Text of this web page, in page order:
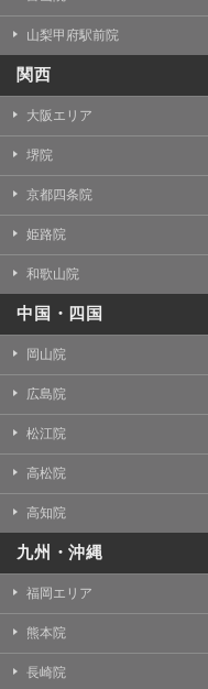
山梨甲府駅前院
関西
大阪エリア
堺院
京都四条院
姫路院
和歌山院
中国・四国
岡山院
広島院
松江院
高松院
高知院
九州・沖縄
福岡エリア
熊本院
長崎院